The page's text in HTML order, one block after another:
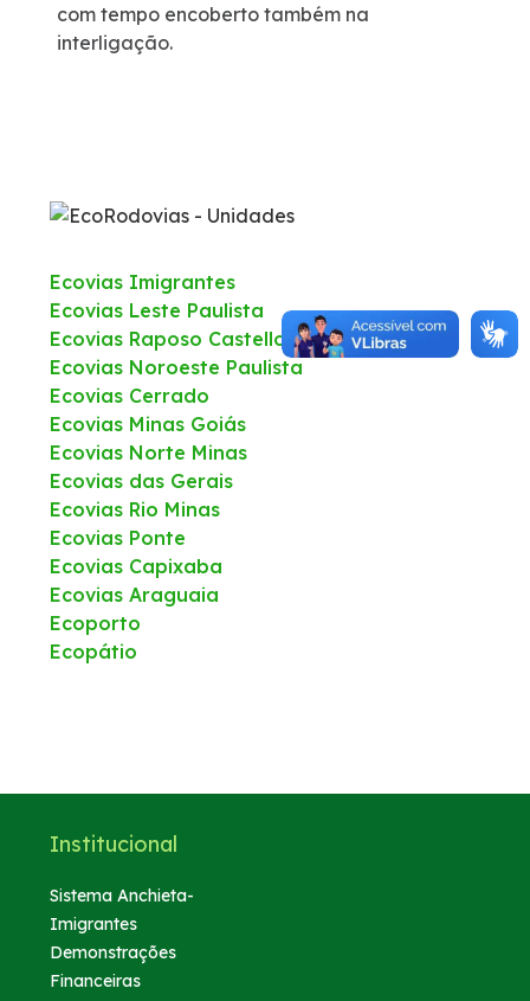
Dúvidas
WhatsApp
com tempo encoberto também na
interligação.
Ecovias Imigrantes
Ecovias Leste Paulista
Ecovias Raposo Castello
Ecovias Noroeste Paulista
Ecovias Cerrado
Ecovias Minas Goiás
Ecovias Norte Minas
Ecovias das Gerais
Ecovias Rio Minas
Ecovias Ponte
Ecovias Capixaba
Ecovias Araguaia
Ecoporto
Ecopátio
Institucional
Sistema Anchieta-
Imigrantes
Demonstrações
Financeiras